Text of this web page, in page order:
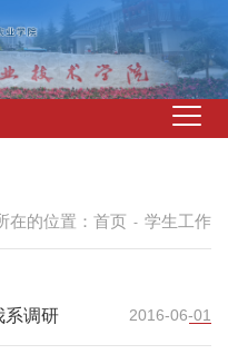
在的位置： 首页 - 学生工作
系调研 2016-06-01